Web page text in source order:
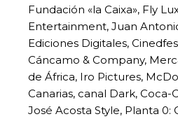
Fundación «la Caixa», Fly
Entertainment, Juan
Ediciones Digitales,
Cáncamo & Company,
de África, Iro Pictures,
Canarias, canal Dark, Coca-
José Acosta Style, Planta 0: